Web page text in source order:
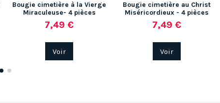
Bougie cimetière à la Vierge
Miraculeuse- 4 pièces
7,49 €
Voir
Bougie cimetière au Christ
Miséricordieux - 4 pièces
7,49 €
Voir